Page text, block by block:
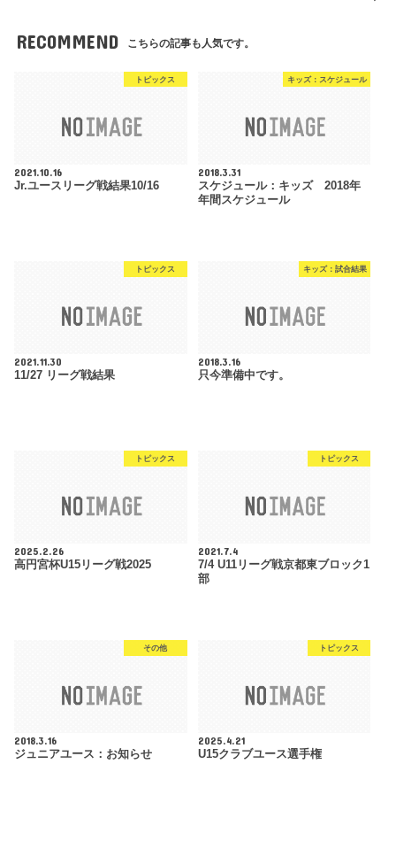
RECOMMEND こちらの記事も人気です。
トピックス
2021.10.16
Jr.ユースリーグ戦結果10/16
キッズ：スケジュール
2018.3.31
スケジュール：キッズ 2018年
年間スケジュール
トピックス
2021.11.30
11/27 リーグ戦結果
キッズ：試合結果
2018.3.16
只今準備中です。
トピックス
2025.2.26
高円宮杯U15リーグ戦2025
トピックス
2021.7.4
7/4 U11リーグ戦京都東ブロック1
部
その他
2018.3.16
ジュニアユース：お知らせ
トピックス
2025.4.21
U15クラブユース選手権